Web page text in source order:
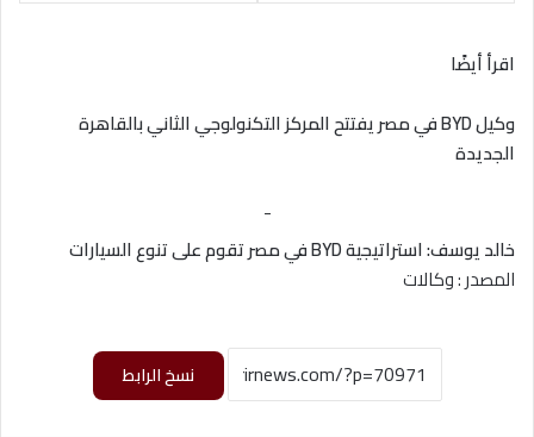
اقرأ أيضًا
وكيل BYD في مصر يفتتح المركز التكنولوجي الثاني بالقاهرة
الجديدة
-
خالد يوسف: استراتيجية BYD في مصر تقوم على تنوع السيارات
المصدر : وكالات
نسخ الرابط